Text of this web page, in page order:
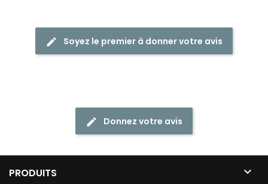
Soyez le premier à donner votre avis
Donnez votre avis
PRODUITS 